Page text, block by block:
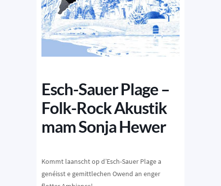
Esch-Sauer Plage –
Folk-Rock Akustik
mam Sonja Hewer
Kommt laanscht op d’Esch-Sauer Plage a
genéisst e gemittlechen Owend an enger